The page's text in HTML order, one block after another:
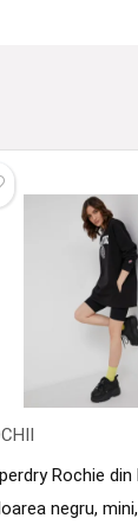
Rochie din
negru,